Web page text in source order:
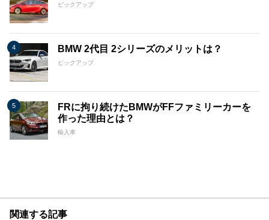
ピックアップ
BMW 2代目 2シリーズのメリットは？
ピックアップ
FRに拘り続けたBMWがFFファミリーカーを
作った理由とは？
輸入車
関連する記事